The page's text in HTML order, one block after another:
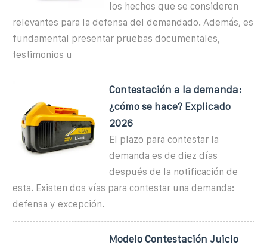
los hechos que se consideren
relevantes para la defensa del demandado. Además, es
fundamental presentar pruebas documentales,
testimonios u
Contestación a la demanda:
¿cómo se hace? Explicado
2026
El plazo para contestar la
demanda es de diez días
después de la notificación de
esta. Existen dos vías para contestar una demanda:
defensa y excepción.
Modelo Contestación Juicio